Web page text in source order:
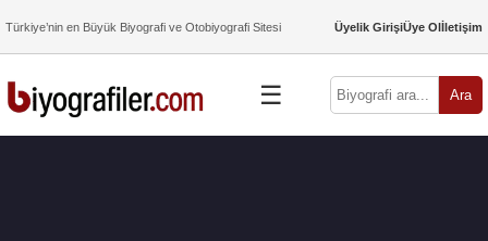
Türkiye’nin en Büyük Biyografi ve Otobiyografi Sitesi Üyelik GirişiÜye Olİletişim
☰ Ara